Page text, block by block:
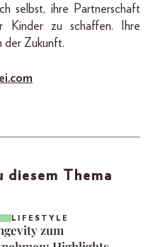
selbst, ihre Partnerschaft
Kinder zu schaffen. Ihre
der Zukunft.
Thema
LIFESTYLE
zum